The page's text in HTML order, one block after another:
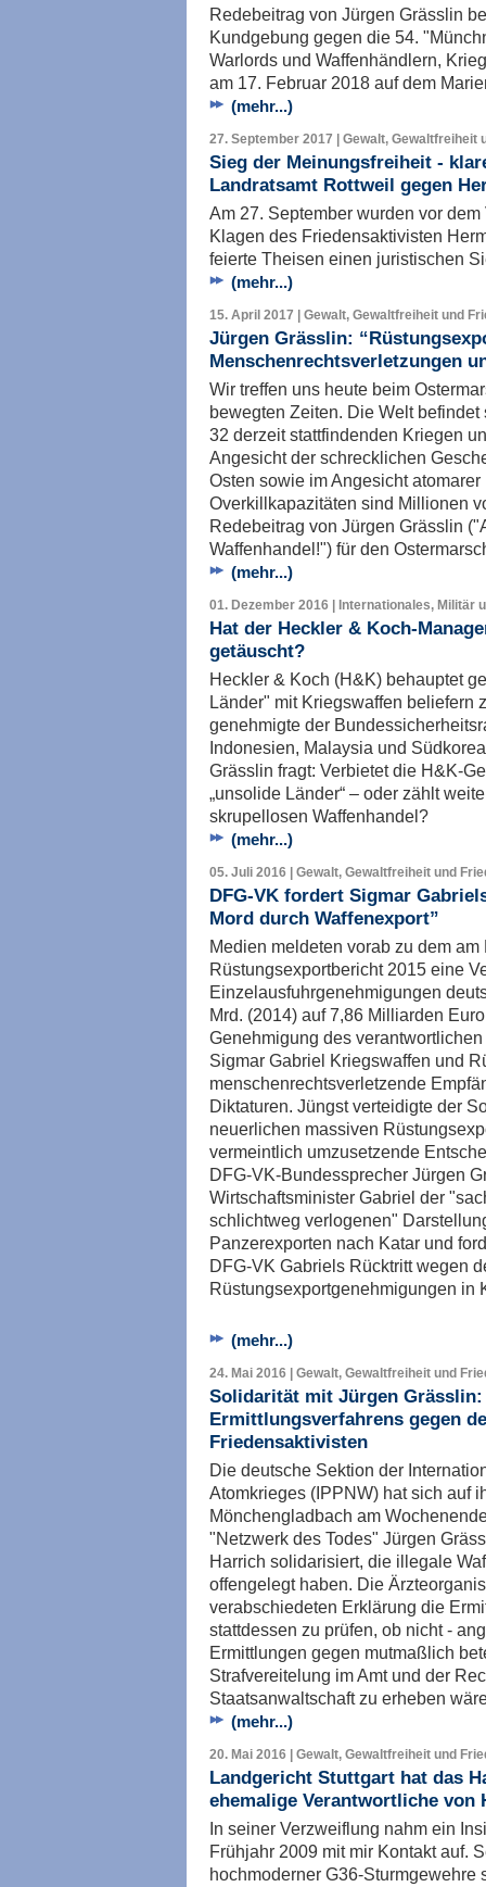
Redebeitrag von Jürgen Grässlin
Kundgebung gegen die 54.
Warlords und Waffenhändlern,
am 17. Februar 2018 auf dem
(mehr...)
27. September 2017 | Gewalt, Gewaltfreiheit
Sieg der Meinungsfreiheit -
Landratsamt Rottweil gegen
Am 27. September wurden vor
Klagen des Friedensaktivisten
feierte Theisen einen juristischen
(mehr...)
15. April 2017 | Gewalt, Gewaltfreiheit und
Jürgen Grässlin:
Menschenrechtsverletzungen
Wir treffen uns heute beim
bewegten Zeiten. Die Welt
32 derzeit stattfindenden Kriegen
Angesicht der schrecklichen
Osten sowie im Angesicht
Overkillkapazitäten sind Millionen
Redebeitrag von Jürgen Grässlin
Waffenhandel!") für den
(mehr...)
01. Dezember 2016 | Internationales, Militär
Hat der Heckler & Koch-
getäuscht?
Heckler & Koch (H&K) behauptet
Länder" mit Kriegswaffen beliefern
genehmigte der
Indonesien, Malaysia und
Grässlin fragt: Verbietet die H&K-
„unsolide Länder“ – oder zählt
skrupellosen Waffenhandel?
(mehr...)
05. Juli 2016 | Gewalt, Gewaltfreiheit und
DFG-VK fordert Sigmar
Mord durch Waffenexport”
Medien meldeten vorab zu dem
Rüstungsexportbericht 2015 eine
Einzelausfuhrgenehmigungen
Mrd. (2014) auf 7,86 Milliarden
Genehmigung des
Sigmar Gabriel Kriegswaffen und
menschenrechtsverletzende
Diktaturen. Jüngst verteidigte der
neuerlichen massiven
vermeintlich umzusetzende
DFG-VK-Bundessprecher Jürgen
Wirtschaftsminister Gabriel der
schlichtweg verlogenen"
Panzerexporten nach Katar und
DFG-VK Gabriels Rücktritt wegen
Rüstungsexportgenehmigungen in
(mehr...)
24. Mai 2016 | Gewalt, Gewaltfreiheit und
Solidarität mit Jürgen
Ermittlungsverfahrens gegen
Friedensaktivisten
Die deutsche Sektion der
Atomkrieges (IPPNW) hat sich auf
Mönchengladbach am
"Netzwerk des Todes" Jürgen
Harrich solidarisiert, die illegale
offengelegt haben. Die
verabschiedeten Erklärung die
stattdessen zu prüfen, ob nicht -
Ermittlungen gegen mutmaßlich
Strafvereitelung im Amt und der
Staatsanwaltschaft zu erheben
(mehr...)
20. Mai 2016 | Gewalt, Gewaltfreiheit und
Landgericht Stuttgart hat das
ehemalige Verantwortliche von
In seiner Verzweiflung nahm ein
Frühjahr 2009 mit mir Kontakt auf.
hochmoderner G36-